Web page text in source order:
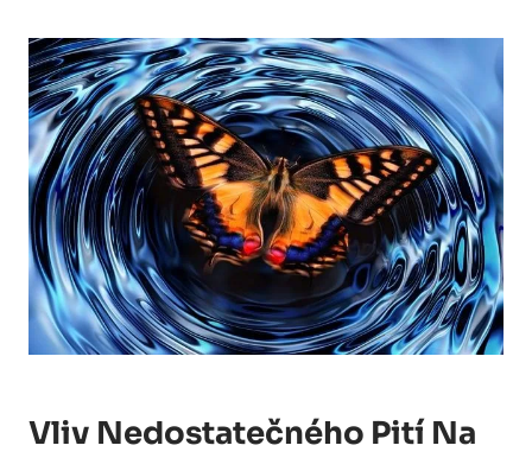
Vliv Nedostatečného Pití Na